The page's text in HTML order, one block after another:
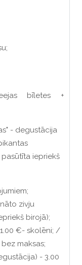
bīletes +
- degustācija
iepriekš
zivju
birojā);
€- skolēni; /
maksas;
- 3.00